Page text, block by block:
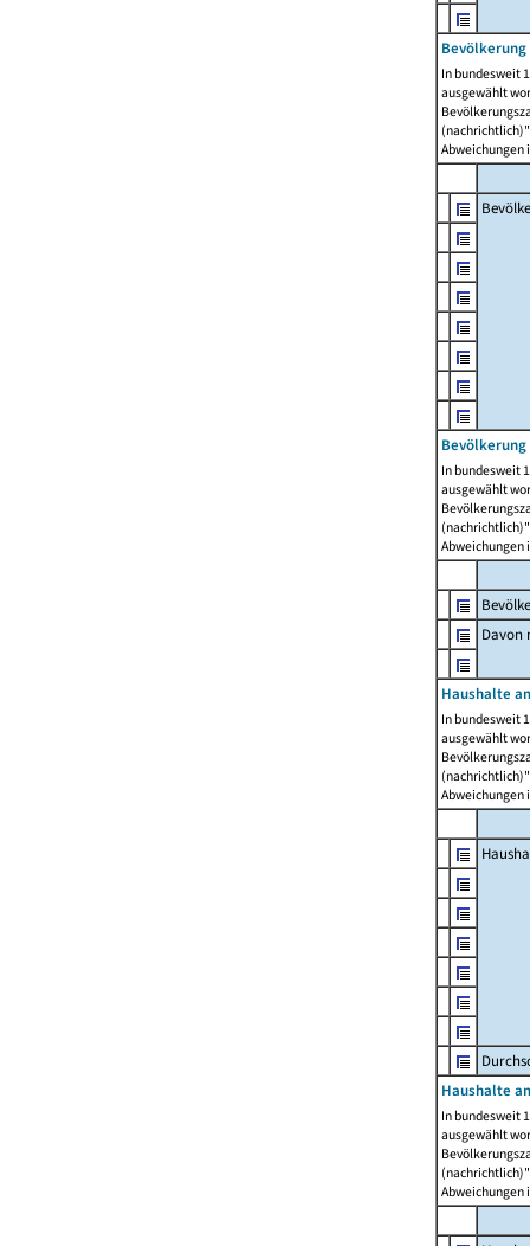
In bundesweit
ausgewählt
Abweichungen
In bundesweit
ausgewählt
Abweichungen
Davon
Haushalte
In bundesweit
ausgewählt
Abweichungen
Haushalte
In bundesweit
ausgewählt
Abweichungen